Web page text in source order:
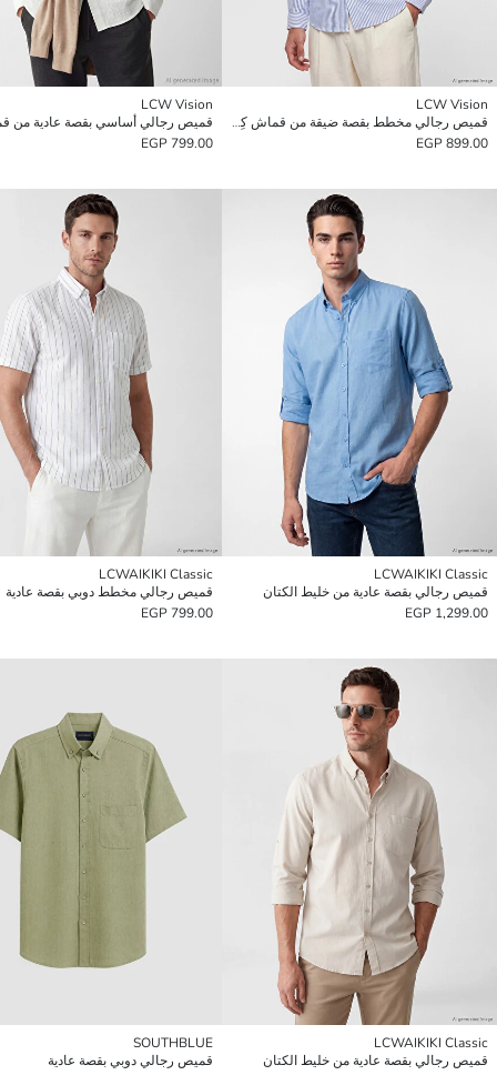
LCW Vision
قميص رجالي مخطط بقصة ضيقة من قماش كِشكِش
899.00 EGP
LCW Vision
799.00 EGP
LCWAIKIKI Classic
قميص رجالي بقصة عادية من خليط الكتان
1,299.00 EGP
LCWAIKIKI Classic
قميص رجالي مخطط دوبي بقصة عادية
799.00 EGP
LCWAIKIKI Classic
قميص رجالي بقصة عادية من خليط الكتان
SOUTHBLUE
قميص رجالي دوبي بقصة عادية